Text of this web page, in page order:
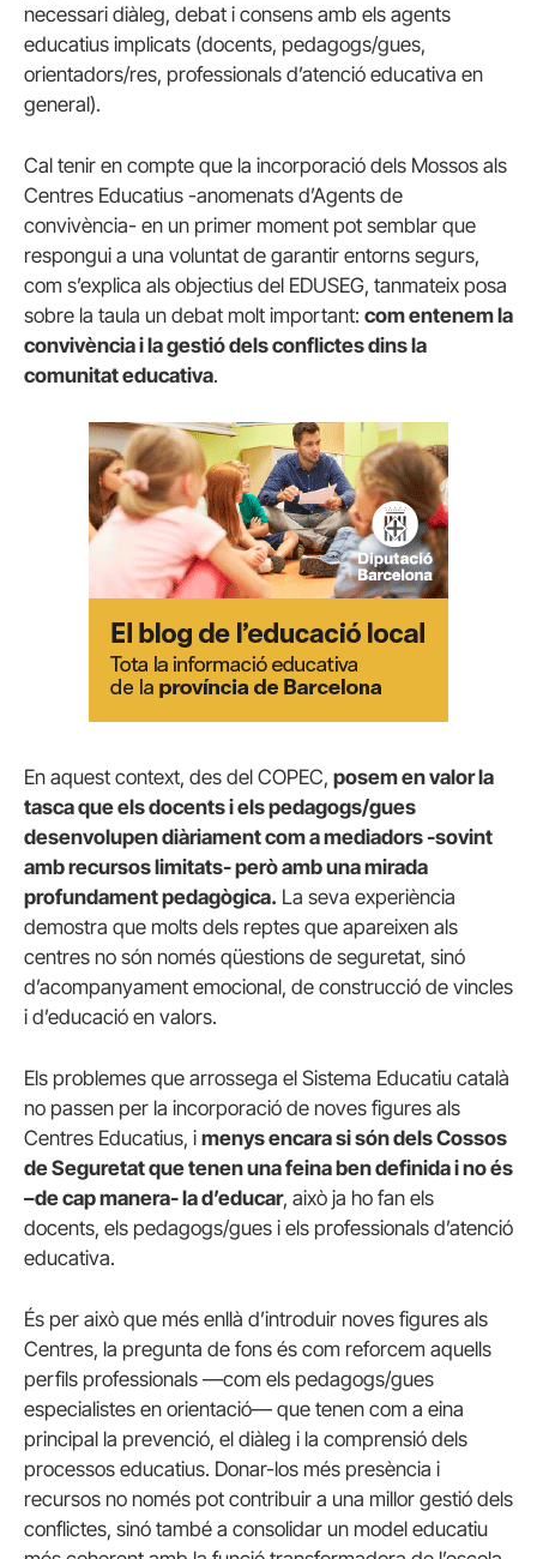
necessari diàleg, debat i consens amb els agents
educatius implicats (docents, pedagogs/gues,
orientadors/res, professionals d’atenció educativa en
general).
Cal tenir en compte que la incorporació dels Mossos als
Centres Educatius -anomenats d’Agents de
convivència- en un primer moment pot semblar que
respongui a una voluntat de garantir entorns segurs,
com s’explica als objectius del EDUSEG, tanmateix posa
sobre la taula un debat molt important: com entenem la
convivència i la gestió dels conflictes dins la
comunitat educativa.
En aquest context, des del COPEC, posem en valor la
tasca que els docents i els pedagogs/gues
desenvolupen diàriament com a mediadors -sovint
amb recursos limitats- però amb una mirada
profundament pedagògica. La seva experiència
demostra que molts dels reptes que apareixen als
centres no són només qüestions de seguretat, sinó
d’acompanyament emocional, de construcció de vincles
i d’educació en valors.
Els problemes que arrossega el Sistema Educatiu català
no passen per la incorporació de noves figures als
Centres Educatius, i menys encara si són dels Cossos
de Seguretat que tenen una feina ben definida i no és
–de cap manera- la d’educar, això ja ho fan els
docents, els pedagogs/gues i els professionals d’atenció
educativa.
És per això que més enllà d’introduir noves figures als
Centres, la pregunta de fons és com reforcem aquells
perfils professionals —com els pedagogs/gues
especialistes en orientació— que tenen com a eina
principal la prevenció, el diàleg i la comprensió dels
processos educatius. Donar-los més presència i
recursos no només pot contribuir a una millor gestió dels
conflictes, sinó també a consolidar un model educatiu